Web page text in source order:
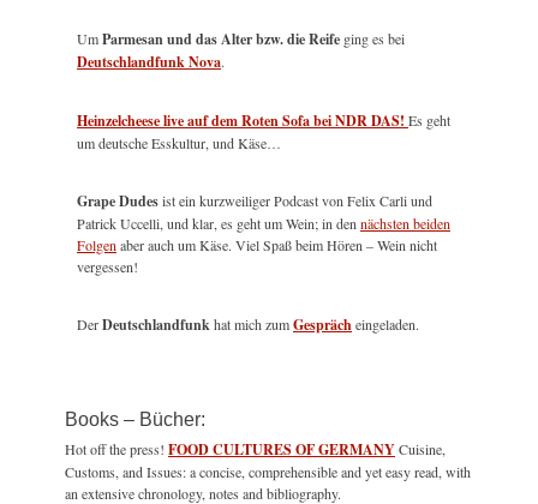
UmParmesan und das Alter bzw. die Reife ging es bei
Deutschlandfunk Nova.
Heinzelcheese live auf dem Roten Sofa bei NDR DAS! Es geht
um deutsche Esskultur, und Käse…
Grape Dudesist ein kurzweiliger Podcast von Felix Carli und
Patrick Uccelli, und klar, es geht um Wein; in den nächsten beiden
Folgen aber auch um Käse. Viel Spaß beim Hören – Wein nicht
vergessen!
DerDeutschlandfunkhat mich zumGesprächeingeladen.
Books – Bücher:
Hot off the press! FOOD CULTURES OF GERMANYCuisine,
Customs, and Issues: a concise, comprehensible and yet easy read, with
an extensive chronology, notes and bibliography.